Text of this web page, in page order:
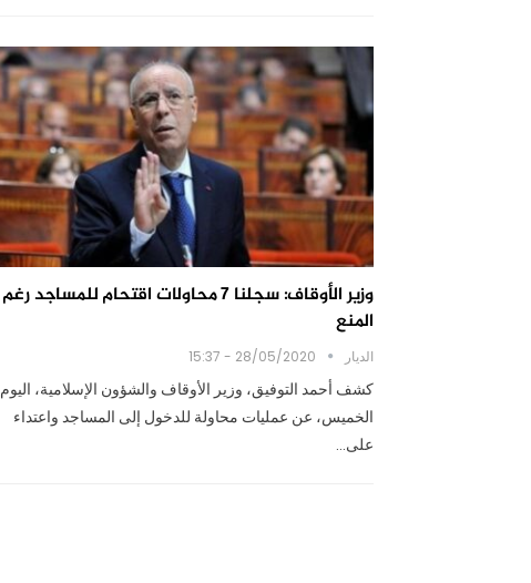
وزير الأوقاف: سجلنا 7 محاولات اقتحام للمساجد رغم
المنع
الديار 28/05/2020 - 15:37
كشف أحمد التوفيق، وزير الأوقاف والشؤون الإسلامية، اليوم
الخميس، عن عمليات محاولة للدخول إلى المساجد واعتداء
على…